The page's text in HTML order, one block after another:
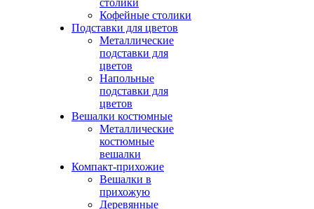
столики
Кофейные столики
Подставки для цветов
Металлические
подставки для
цветов
Напольные
подставки для
цветов
Вешалки костюмные
Металлические
костюмные
вешалки
Компакт-прихожие
Вешалки в
прихожую
Деревянные